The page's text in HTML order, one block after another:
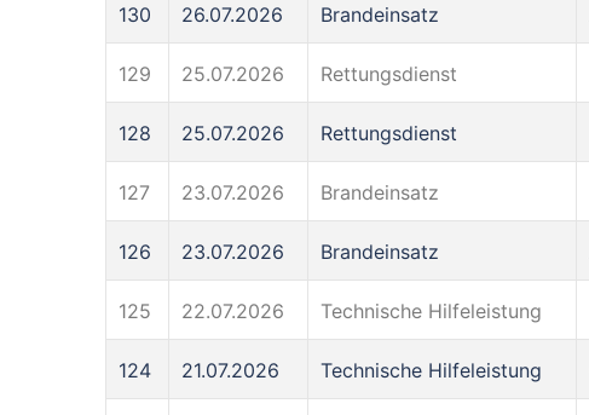
130 26.07.2026 Brandeinsatz
129 25.07.2026 Rettungsdienst
128 25.07.2026 Rettungsdienst
127 23.07.2026 Brandeinsatz
126 23.07.2026 Brandeinsatz
125 22.07.2026 Technische Hilfeleistung
124 21.07.2026 Technische Hilfeleistung